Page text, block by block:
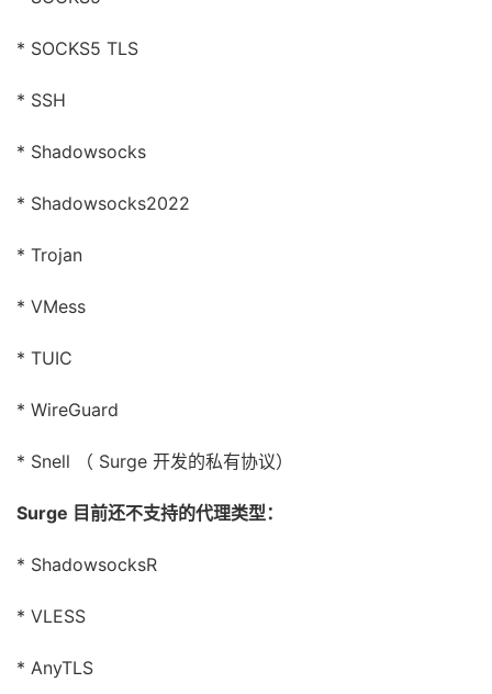
* SOCKS5 TLS
* SSH
* Shadowsocks
* Shadowsocks2022
* Trojan
* VMess
* TUIC
* WireGuard
* Snell （ Surge 开发的私有协议）
Surge 目前还不支持的代理类型：
* ShadowsocksR
* VLESS
* AnyTLS